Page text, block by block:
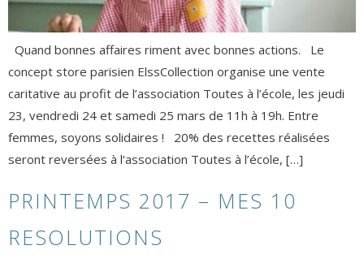
Quand bonnes affaires riment avec bonnes actions. Le
concept store parisien ElssCollection organise une vente
caritative au profit de l’association Toutes à l’école, les jeudi
23, vendredi 24 et samedi 25 mars de 11h à 19h. Entre
femmes, soyons solidaires ! 20% des recettes réalisées
seront reversées à l‘association Toutes à l’école, […]
PRINTEMPS 2017 – MES 10
RESOLUTIONS